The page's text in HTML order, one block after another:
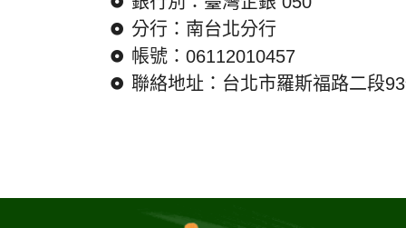
分行：南台北分行
帳號：06112010457
聯絡地址：台北市羅斯福路二段